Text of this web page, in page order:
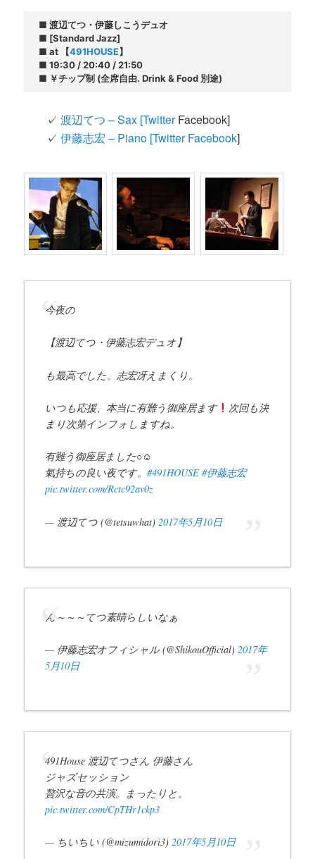
■ 渡辺てつ・伊藤しこうデュオ
■ [Standard Jazz]
■ at 【491HOUSE】
■ 19:30 / 20:40 / 21:50
■ ￥チップ制 (全席自由. Drink & Food 別途)
✓渡辺てつ – Sax [TwitterFacebook]
✓伊藤志宏 – Piano [Twitter Facebook]
今夜の
【渡辺てつ・伊藤志宏デュオ】
も最高でした。志宏冴えまくり。
いつも応援、本当に有難う御座居ます
次回も決
まり次第インフォしますね。
有難う御座居ました○☺︎
氣持ちの良い夜です。 #491HOUSE #伊藤志宏
pic.twitter.com/Rctc92av0z
— 渡辺てつ (@tetsuwhat) 2017年5月10日
ん～～～てつ素晴らしいなぁ
— 伊藤志宏オフィシャル (@ShikouOfficial) 2017年
5月10日
491House 渡辺てつさん 伊藤さん
ジャズセッション
贅沢な音の共演。まったりと。
pic.twitter.com/CpTHr1ckp3
— ちいちい (@mizumidori3) 2017年5月10日